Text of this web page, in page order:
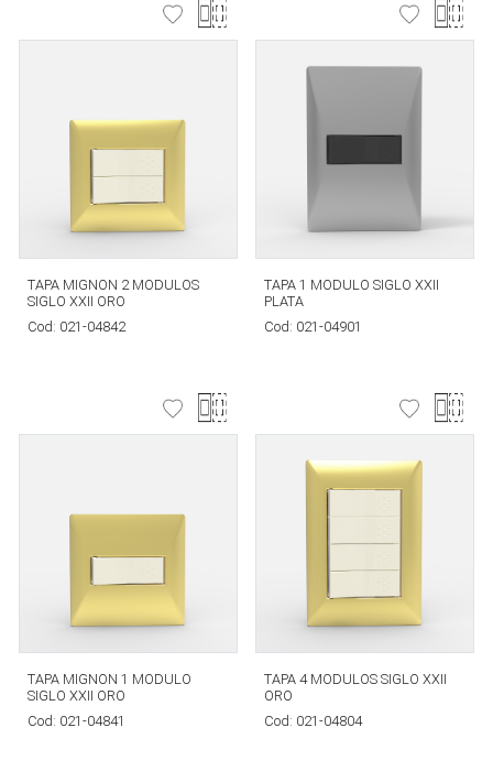
TAPA MIGNON 2 MODULOS
SIGLO XXII ORO
Cod: 021-04842
TAPA 1 MODULO SIGLO XXII
PLATA
Cod: 021-04901
TAPA MIGNON 1 MODULO
SIGLO XXII ORO
Cod: 021-04841
TAPA 4 MODULOS SIGLO XXII
ORO
Cod: 021-04804